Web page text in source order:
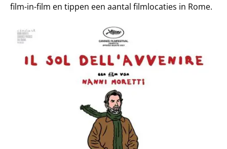
film-in-film en tippen een aantal filmlocaties in Rome.